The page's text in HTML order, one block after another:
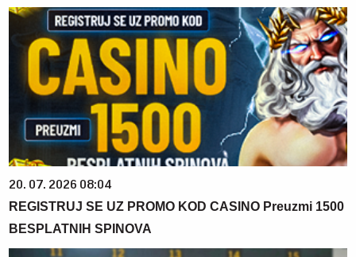
20. 07. 2026 08:04
REGISTRUJ SE UZ PROMO KOD CASINO Preuzmi 1500
BESPLATNIH SPINOVA